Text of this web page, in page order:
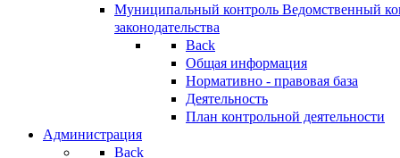
Муниципальный контроль Ведомственный
законодательства
Back
Общая информация
Нормативно - правовая база
Деятельность
План контрольной деятельности
Администрация
Back